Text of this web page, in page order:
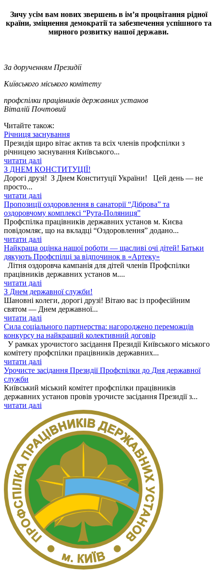
Зичу усім вам нових звершень в ім’я процвітання рідної
країни, зміцнення демократії та забезпечення успішного та
мирного розвитку нашої держави.
За дорученням Президії
Київського міського комітету
профспілки працівників державних установ
Віталій Почтовий
Читайте також:
Річниця заснування
Президія щиро вітає актив та всіх членів профспілки з
річницею заснування Київського...
читати далі
З ДНЕМ КОНСТИТУЦІЇ!
Дорогі друзі! З Днем Конституції України! Цей день — не
просто...
читати далі
Пропозиції оздоровлення в санаторії “Діброва” та
оздоровчому комплексі “Рута-Поляниця”
Профспілка працівників державних установ м. Києва
повідомляє, що на вкладці “Оздоровлення” додано...
читати далі
Найкраща оцінка нашої роботи — щасливі очі дітей! Батьки
дякують Профспілці за відпочинок в «Артеку»
Літня оздоровча кампанія для дітей членів Профспілки
працівників державних установ м....
читати далі
З Днем державної служби!
Шановні колеги, дорогі друзі! Вітаю вас із професійним
святом — Днем державної...
читати далі
Сила соціального партнерства: нагороджено переможців
конкурсу на найкращий колективний договір
У рамках урочистого засідання Президії Київського міського
комітету профспілки працівників державних...
читати далі
Урочисте засідання Президії Профспілки до Дня державної
служби
Київський міський комітет профспілки працівників
державних установ провів урочисте засідання Президії з...
читати далі